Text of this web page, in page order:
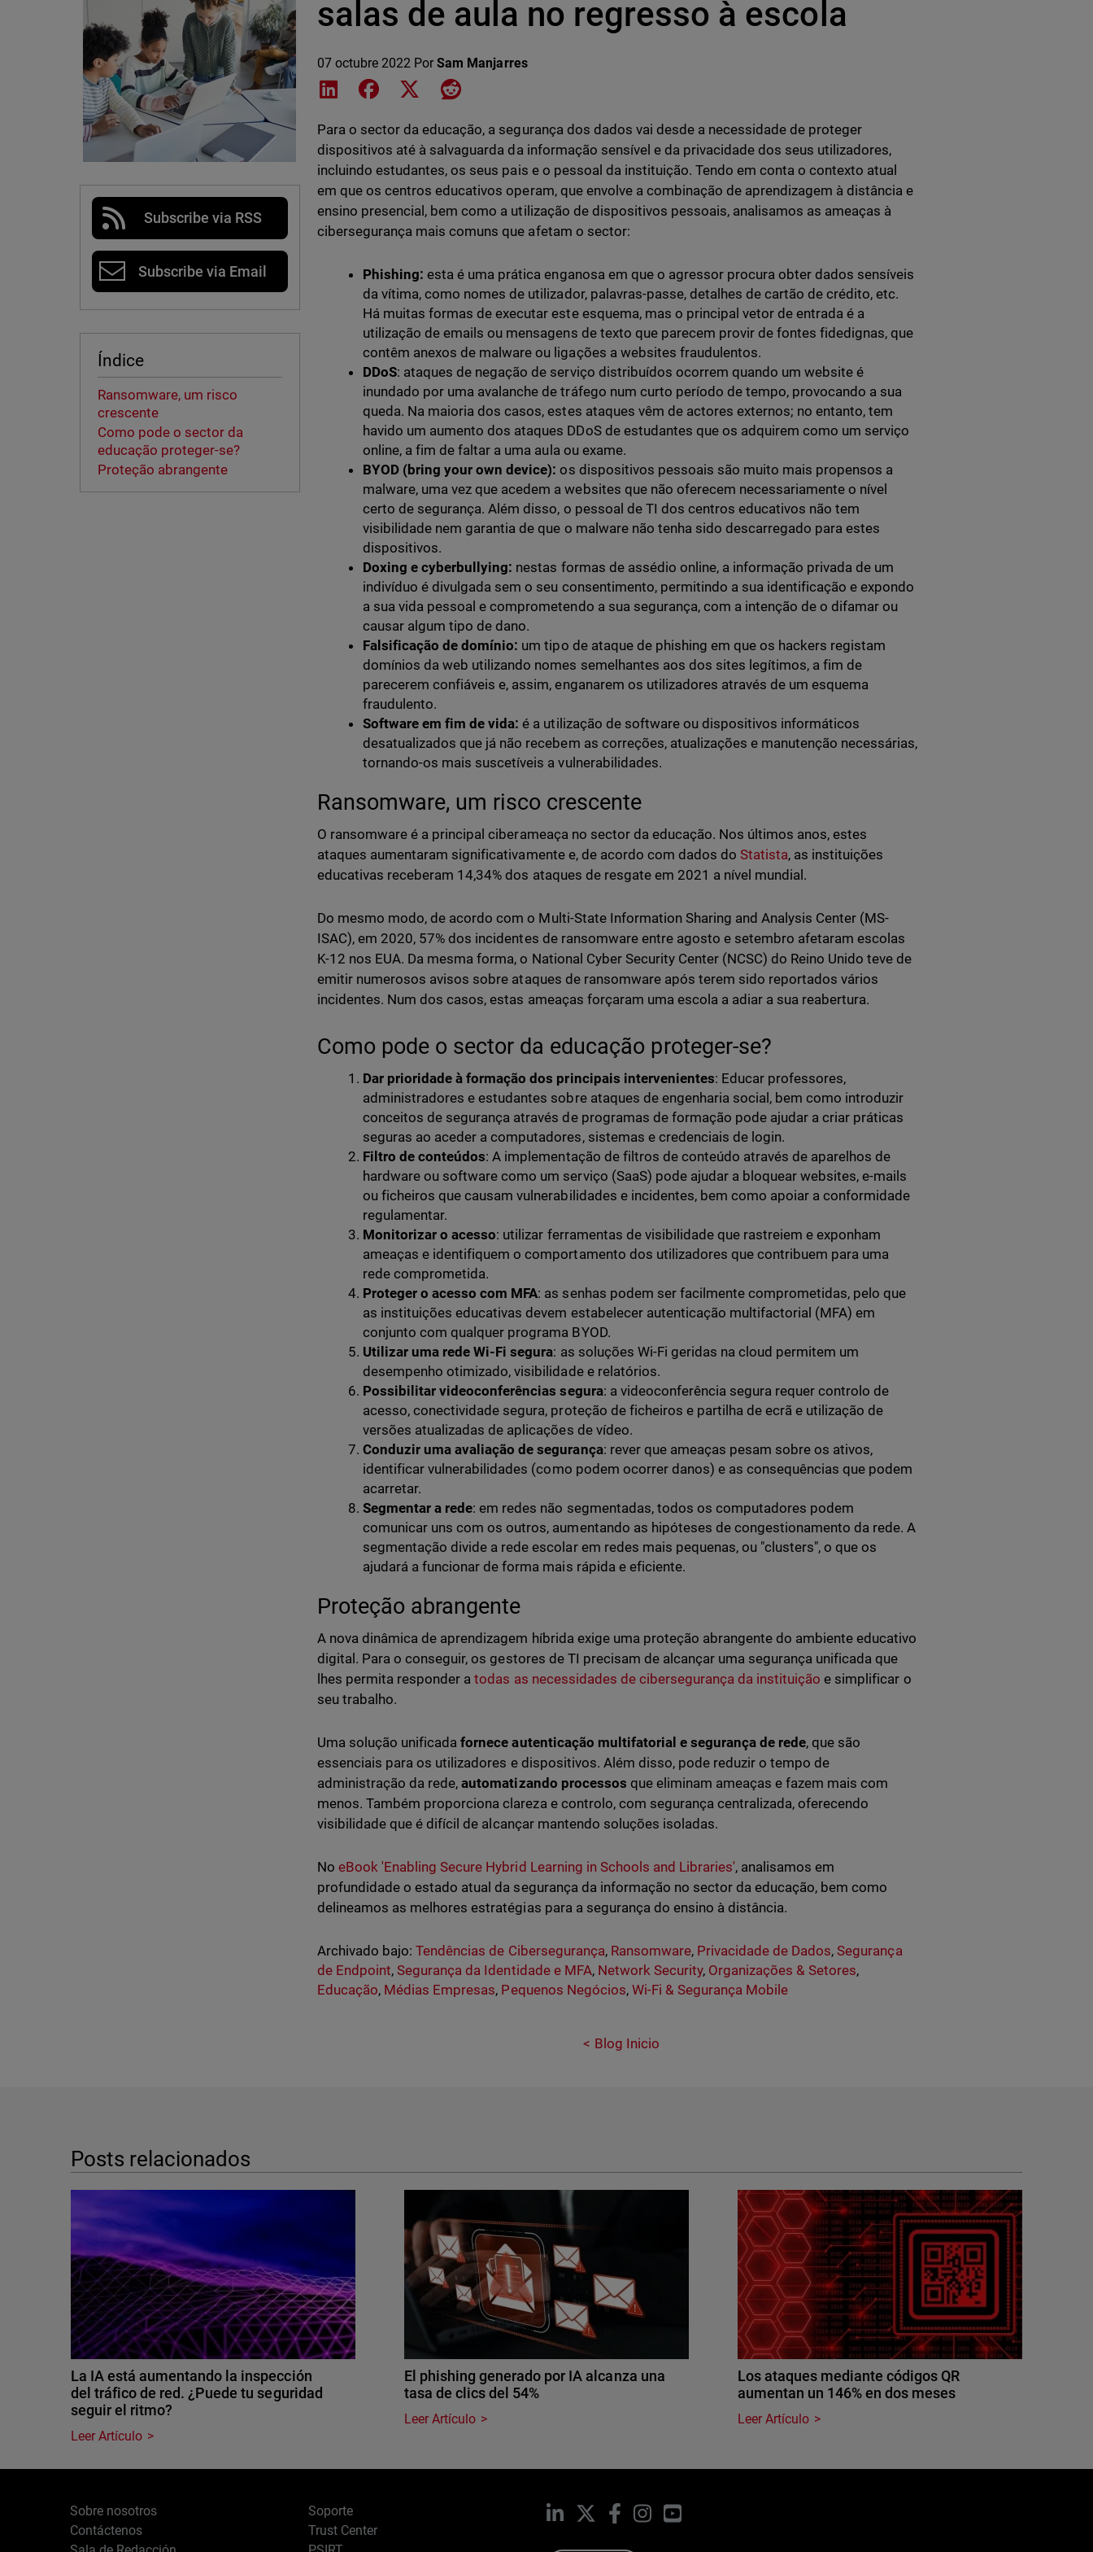
Subscribe via RSS
Subscribe via Email
Índice
Ransomware, um risco
crescente
Como pode o sector da
educação proteger-se?
Proteção abrangente
salas de aula no regresso à escola
07 octubre 2022 PorSam Manjarres
Share on LinkedIn
Share on Facebook
Share on XShare on Reddit
Para o sector da educação, a segurança dos dados vai desde a necessidade de proteger
dispositivos até à salvaguarda da informação sensível e da privacidade dos seus utilizadores,
incluindo estudantes, os seus pais e o pessoal da instituição. Tendo em conta o contexto atual
em que os centros educativos operam, que envolve a combinação de aprendizagem à distância e
ensino presencial, bem como a utilização de dispositivos pessoais, analisamos as ameaças à
cibersegurança mais comuns que afetam o sector:
Phishing: esta é uma prática enganosa em que o agressor procura obter dados sensíveis
da vítima, como nomes de utilizador, palavras-passe, detalhes de cartão de crédito, etc.
Há muitas formas de executar este esquema, mas o principal vetor de entrada é a
utilização de emails ou mensagens de texto que parecem provir de fontes fidedignas, que
contêm anexos de malware ou ligações a websites fraudulentos.
DDoS: ataques de negação de serviço distribuídos ocorrem quando um website é
inundado por uma avalanche de tráfego num curto período de tempo, provocando a sua
queda. Na maioria dos casos, estes ataques vêm de actores externos; no entanto, tem
havido um aumento dos ataques DDoS de estudantes que os adquirem como um serviço
online, a fim de faltar a uma aula ou exame.
BYOD (bring your own device): os dispositivos pessoais são muito mais propensos a
malware, uma vez que acedem a websites que não oferecem necessariamente o nível
certo de segurança. Além disso, o pessoal de TI dos centros educativos não tem
visibilidade nem garantia de que o malware não tenha sido descarregado para estes
dispositivos.
Doxing e cyberbullying: nestas formas de assédio online, a informação privada de um
indivíduo é divulgada sem o seu consentimento, permitindo a sua identificação e expondo
a sua vida pessoal e comprometendo a sua segurança, com a intenção de o difamar ou
causar algum tipo de dano.
Falsificação de domínio: um tipo de ataque de phishing em que os hackers registam
domínios da web utilizando nomes semelhantes aos dos sites legítimos, a fim de
parecerem confiáveis e, assim, enganarem os utilizadores através de um esquema
fraudulento.
Software em fim de vida: é a utilização de software ou dispositivos informáticos
desatualizados que já não recebem as correções, atualizações e manutenção necessárias,
tornando-os mais suscetíveis a vulnerabilidades.
Ransomware, um risco crescente
O ransomware é a principal ciberameaça no sector da educação. Nos últimos anos, estes
ataques aumentaram significativamente e, de acordo com dados doStatista, as instituições
educativas receberam 14,34% dos ataques de resgate em 2021 a nível mundial.
Do mesmo modo, de acordo com o Multi-State Information Sharing and Analysis Center (MS-
ISAC), em 2020, 57% dos incidentes de ransomware entre agosto e setembro afetaram escolas
K-12 nos EUA. Da mesma forma, o National Cyber Security Center (NCSC) do Reino Unido teve de
emitir numerosos avisos sobre ataques de ransomware após terem sido reportados vários
incidentes. Num dos casos, estas ameaças forçaram uma escola a adiar a sua reabertura.
Como pode o sector da educação proteger-se?
Dar prioridade à formação dos principais intervenientes: Educar professores,
administradores e estudantes sobre ataques de engenharia social, bem como introduzir
conceitos de segurança através de programas de formação pode ajudar a criar práticas
seguras ao aceder a computadores, sistemas e credenciais de login.
Filtro de conteúdos: A implementação de filtros de conteúdo através de aparelhos de
hardware ou software como um serviço (SaaS) pode ajudar a bloquear websites, e-mails
ou ficheiros que causam vulnerabilidades e incidentes, bem como apoiar a conformidade
regulamentar.
Monitorizar o acesso: utilizar ferramentas de visibilidade que rastreiem e exponham
ameaças e identifiquem o comportamento dos utilizadores que contribuem para uma
rede comprometida.
Proteger o acesso com MFA: as senhas podem ser facilmente comprometidas, pelo que
as instituições educativas devem estabelecer autenticação multifactorial (MFA) em
conjunto com qualquer programa BYOD.
Utilizar uma rede Wi-Fi segura: as soluções Wi-Fi geridas na cloud permitem um
desempenho otimizado, visibilidade e relatórios.
Possibilitar videoconferências segura: a videoconferência segura requer controlo de
acesso, conectividade segura, proteção de ficheiros e partilha de ecrã e utilização de
versões atualizadas de aplicações de vídeo.
Conduzir uma avaliação de segurança: rever que ameaças pesam sobre os ativos,
identificar vulnerabilidades (como podem ocorrer danos) e as consequências que podem
acarretar.
Segmentar a rede: em redes não segmentadas, todos os computadores podem
comunicar uns com os outros, aumentando as hipóteses de congestionamento da rede. A
segmentação divide a rede escolar em redes mais pequenas, ou "clusters", o que os
ajudará a funcionar de forma mais rápida e eficiente.
Proteção abrangente
A nova dinâmica de aprendizagem híbrida exige uma proteção abrangente do ambiente educativo
digital. Para o conseguir, os gestores de TI precisam de alcançar uma segurança unificada que
lhes permita responder atodas as necessidades de cibersegurança da instituição e simplificar o
seu trabalho.
Uma solução unificadafornece autenticação multifatorial e segurança de rede, que são
essenciais para os utilizadores e dispositivos. Além disso, pode reduzir o tempo de
administração da rede,automatizando processos que eliminam ameaças e fazem mais com
menos. Também proporciona clareza e controlo, com segurança centralizada, oferecendo
visibilidade que é difícil de alcançar mantendo soluções isoladas.
NoeBook 'Enabling Secure Hybrid Learning in Schools and Libraries', analisamos em
profundidade o estado atual da segurança da informação no sector da educação, bem como
delineamos as melhores estratégias para a segurança do ensino à distância.
Archivado bajo: Tendências de Cibersegurança, Ransomware, Privacidade de Dados,Segurança
de Endpoint,Segurança da Identidade e MFA, Network Security, Organizações & Setores,
Educação, Médias Empresas, Pequenos Negócios, Wi-Fi & Segurança Mobile
Blog Inicio
Posts relacionados
La IA está aumentando la inspección
del tráfico de red. ¿Puede tu seguridad
seguir el ritmo?
Leer Artículo
El phishing generado por IA alcanza una
tasa de clics del 54%
Leer Artículo
Los ataques mediante códigos QR
aumentan un 146% en dos meses
Leer Artículo
Sobre nosotros
Contáctenos
Soporte
Trust Center
LinkedIn Facebook
InstagramYouTube